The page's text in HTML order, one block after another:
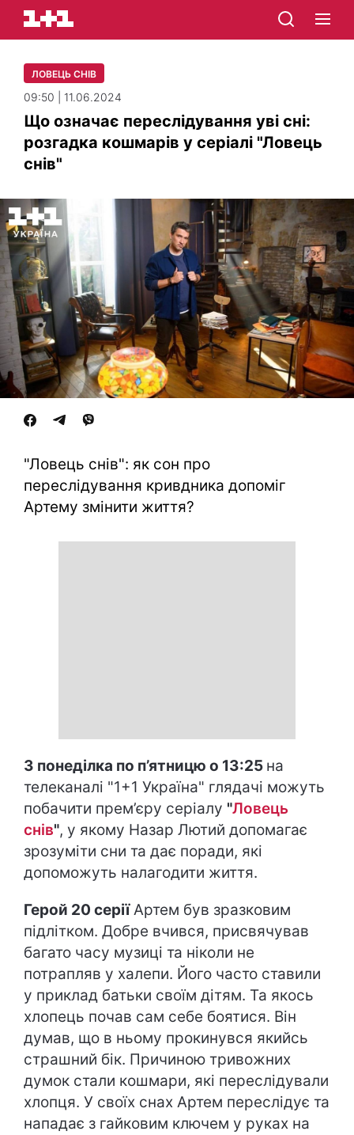
ЛОВЕЦЬ СНІВ
09:50 | 11.06.2024
Що означає переслідування уві сні:
розгадка кошмарів у серіалі "Ловець
снів"
"Ловець снів": як сон про
переслідування кривдника допоміг
Артему змінити життя?
З понеділка по п’ятницю о 13:25 на
телеканалі "1+1 Україна" глядачі можуть
побачити прем’єру серіалу "Ловець
снів", у якому Назар Лютий допомагає
зрозуміти сни та дає поради, які
допоможуть налагодити життя.
Герой 20 серіїАртем був зразковим
підлітком. Добре вчився, присвячував
багато часу музиці та ніколи не
потрапляв у халепи. Його часто ставили
у приклад батьки своїм дітям. Та якось
хлопець почав сам себе боятися. Він
думав, що в ньому прокинувся якийсь
страшний бік. Причиною тривожних
думок стали кошмари, які переслідували
хлопця. У своїх снах Артем переслідує та
нападає з гайковим ключем у руках на